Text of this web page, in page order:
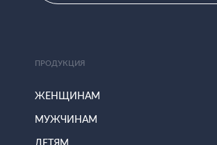
ПРОДУКЦИЯ
ЖЕНЩИНАМ
МУЖЧИНАМ